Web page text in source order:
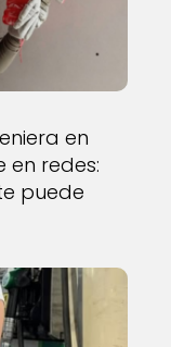
en
redes:
puede